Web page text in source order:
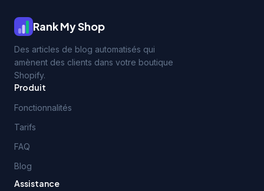
Rank My Shop
Des articles de blog automatisés qui
amènent des clients dans votre boutique
Shopify.
Produit
Fonctionnalités
Tarifs
FAQ
Blog
Assistance